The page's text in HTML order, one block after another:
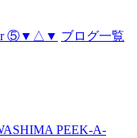
⑤▼△▼ ブログ一覧
PEEK-A-